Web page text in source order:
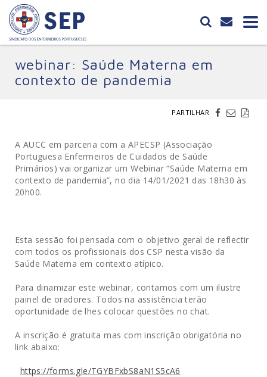
webinar: Saúde Materna em
contexto de pandemia
PARTILHAR
A AUCC em parceria com a APECSP (Associação
Portuguesa Enfermeiros de Cuidados de Saúde
Primários) vai organizar um Webinar “Saúde Materna em
contexto de pandemia”, no dia 14/01/2021 das 18h30 às
20h00.
Esta sessão foi pensada com o objetivo geral de reflectir
com todos os profissionais dos CSP nesta visão da
Saúde Materna em contexto atípico.
Para dinamizar este webinar, contamos com um ilustre
painel de oradores. Todos na assistência terão
oportunidade de lhes colocar questões no chat.
A inscrição é gratuita mas com inscrição obrigatória no
link abaixo:
https://forms.gle/TGYBFxbS8aN1S5cA6